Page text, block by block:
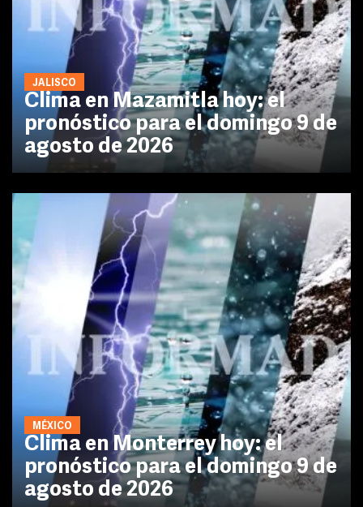
JALISCO
Clima en Mazamitla hoy: el
pronóstico para el domingo 9 de
agosto de 2026
MÉXICO
Clima en Monterrey hoy: el
pronóstico para el domingo 9 de
agosto de 2026